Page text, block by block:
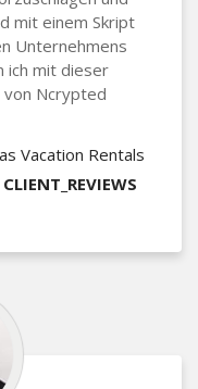
mit einem Skript
Unternehmens
ich mit dieser
von Ncrypted
Vacation Rentals
CLIENT_REVIEWS